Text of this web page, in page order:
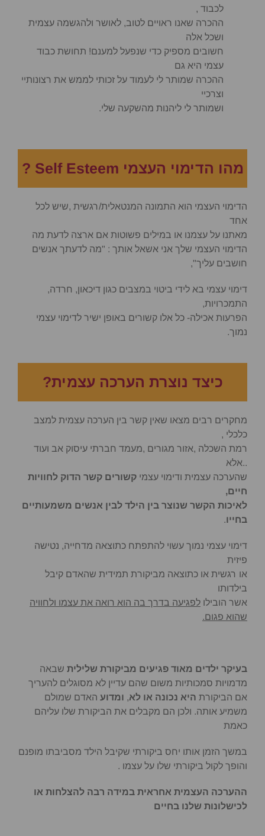
לכבוד ,
ההכרה שאנו ראויים לטוב, לאושר ולהגשמה עצמית
ושכל אלה
חשובים מספיק כדי שנפעל למענם! תחושת כבוד
עצמי היא גם
ההכרה שמותר לי לעמוד על זכותי לממש את רצונותיי
וצרכיי
ושמותר לי ליהנות מהשקעה שלי.
מהו הדימוי העצמי Self Esteem ?
הדימוי העצמי הוא התמונה המנטאלית/רגשית ,שיש לכל
אחד
מאתנו על עצמנו או במילים פשוטות אם ארצה לדעת מה
הדימוי העצמי שלך אני אשאל אותך : "מה לדעתך אנשים
חושבים עליך",
דימוי עצמי בא לידי ביטוי במצבים כגון דיכאון, חרדה,
התמכרויות,
הפרעות אכילה- כל אלו קשורים באופן ישיר לדימוי עצמי
נמוך.
כיצד נוצרת הערכה עצמית?
מחקרים רבים מצאו שאין קשר בין הערכה עצמית למצב
כלכלי ,
רמת השכלה ,אזור מגורים ,מעמד חברתי עיסוק אב ועוד
..אלא
שהערכה עצמית ודימוי עצמי קשורים קשר הדוק לחוויות
חיים,
לאיכות הקשר שנוצר בין הילד לבין אנשים משמעותיים
בחייו.
דימוי עצמי נמוך עשוי להתפתח כתוצאה מדחייה, נטישה
פיזית
או רגשית או כתוצאה מביקורת תמידית שהאדם קיבל
בילדותו
אשר הובילו לפגיעה בדרך בה הוא רואה את עצמו ולחוויה
שהוא פגום.
בעיקר ילדים מאוד פגיעים מביקורת שלילית שבאה
מדמויות סמכותיות משום שהם עדיין לא מסוגלים להעריך
אם הביקורת היא נכונה או לא, ומדוע האדם שמולם
משמיע אותה. ולכן הם מקבלים את הביקורת שלו עליהם
כאמת
במשך הזמן אותו יחס ביקורתי שקיבל הילד מסביבתו מופנם
והופך לקול ביקורתי שלו על עצמו .
ההערכה העצמית אחראית במידה רבה להצלחות או
לכישלונות שלנו בחיים